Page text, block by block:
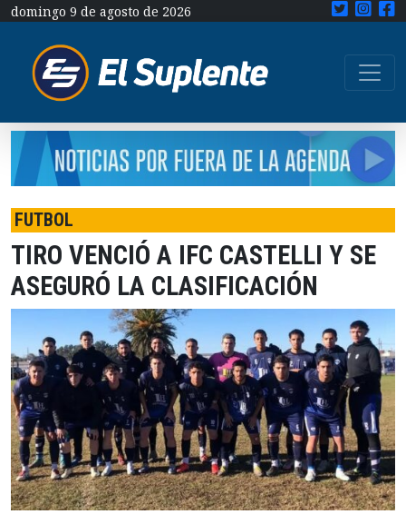
domingo 9 de agosto de 2026
FUTBOL
TIRO VENCIÓ A IFC CASTELLI Y SE
ASEGURÓ LA CLASIFICACIÓN